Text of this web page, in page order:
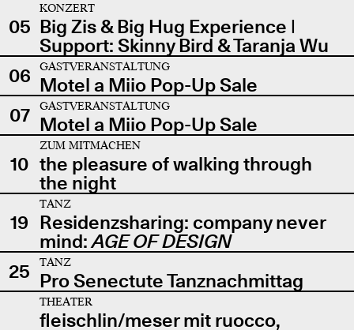
05
KONZERT
Big Zis & Big Hug Experience |
Support: Skinny Bird & Taranja Wu
06
GASTVERANSTALTUNG
Motel a Miio Pop-Up Sale
07
GASTVERANSTALTUNG
Motel a Miio Pop-Up Sale
10
ZUM MITMACHEN
the pleasure of walking through
the night
19
TANZ
Residenzsharing: company never
mind:AGE OF DESIGN
25
TANZ
Pro Senectute Tanznachmittag
THEATER
fleischlin/meser mit ruocco,